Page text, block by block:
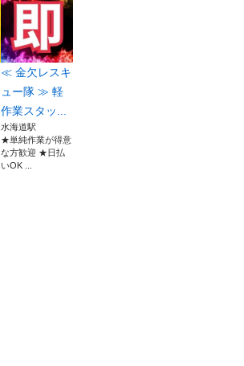
≪ 金欠レスキ
ュー隊 ≫ 軽
作業スタッ...
水海道駅
★単純作業が得意
な方歓迎 ★日払
いOK ...